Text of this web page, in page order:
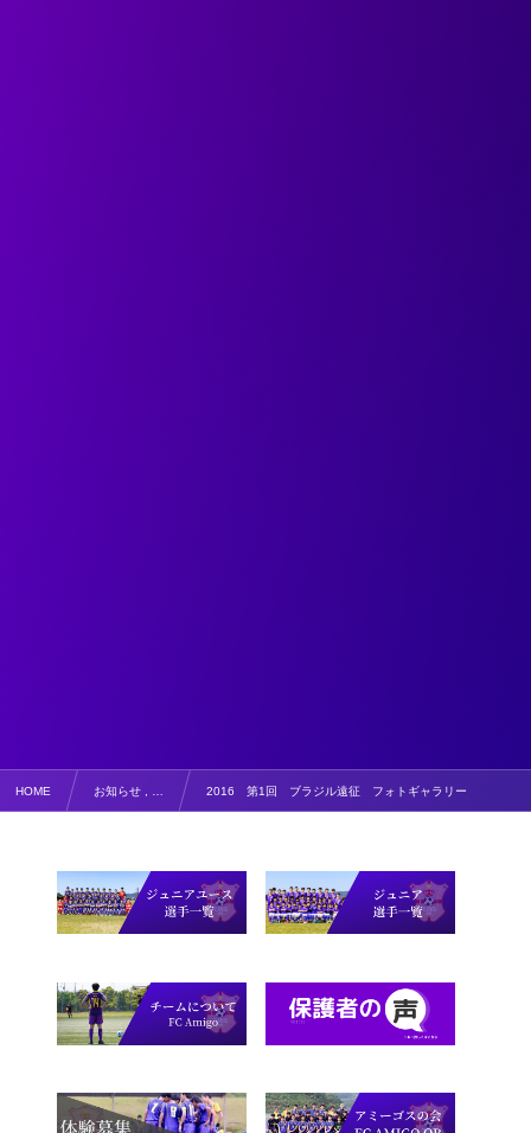
HOME お知らせ , … 2016 第1回 ブラジル遠征 フォトギャラリー